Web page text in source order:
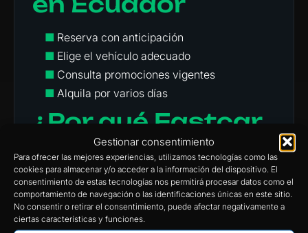
Gestionar consentimiento
Para ofrecer las mejores experiencias, utilizamos tecnologías como las
cookies para almacenar y/o acceder a la información del dispositivo. El
consentimiento de estas tecnologías nos permitirá procesar datos como el
comportamiento de navegación o las identificaciones únicas en este sitio.
No consentir o retirar el consentimiento, puede afectar negativamente a
ciertas características y funciones.
■ Reserva con anticipación
■ Elige el vehículo adecuado
■ Consulta promociones vigentes
■ Alquila por varios días
¿Por qué Fastcar
Rent a Car es tu
mejor opción?
■Precios claros y sin cargos ocultos
■Atención personalizada